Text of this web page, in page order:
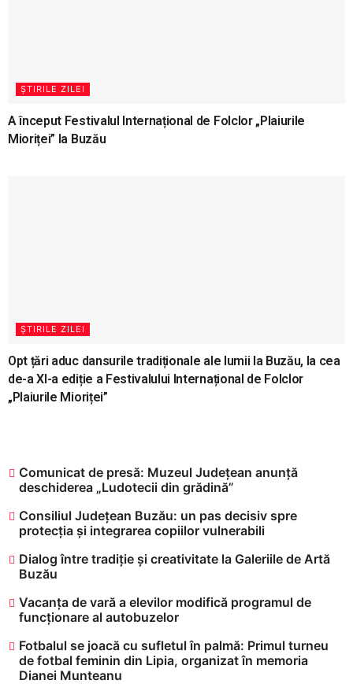
ȘTIRILE ZILEI
A început Festivalul Internațional de Folclor „Plaiurile
Mioriței” la Buzău
ȘTIRILE ZILEI
Opt țări aduc dansurile tradiționale ale lumii la Buzău, la cea
de-a XI-a ediție a Festivalului Internațional de Folclor
„Plaiurile Mioriței”
Comunicat de presă: Muzeul Județean anunță
deschiderea „Ludotecii din grădină”
Consiliul Județean Buzău: un pas decisiv spre
protecția și integrarea copiilor vulnerabili
Dialog între tradiție și creativitate la Galeriile de Artă
Buzău
Vacanța de vară a elevilor modifică programul de
funcționare al autobuzelor
​Fotbalul se joacă cu sufletul în palmă: Primul turneu
de fotbal feminin din Lipia, organizat în memoria
Dianei Munteanu